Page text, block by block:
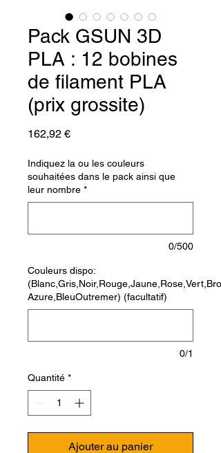
Pack GSUN 3D
PLA : 12 bobines
de filament PLA
(prix grossite)
162,92 €Prix
Indiquez la ou les couleurs
souhaitées dans le pack ainsi que
leur nombre *
0/500
Couleurs dispo:
Azure,BleuOutremer) (facultatif)
0/1
Quantité *
Ajouter au panier